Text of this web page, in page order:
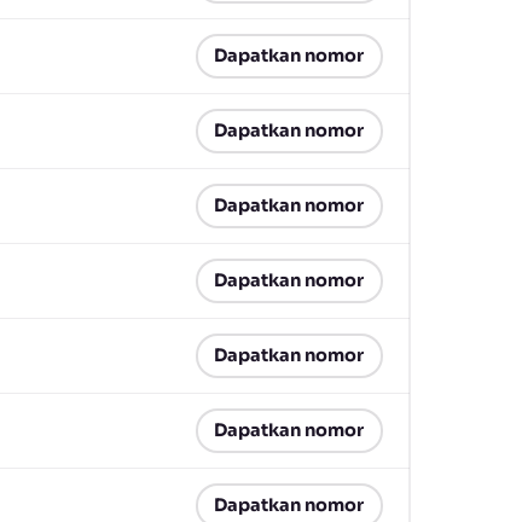
Dapatkan nomor
Dapatkan nomor
Dapatkan nomor
Dapatkan nomor
Dapatkan nomor
Dapatkan nomor
Dapatkan nomor